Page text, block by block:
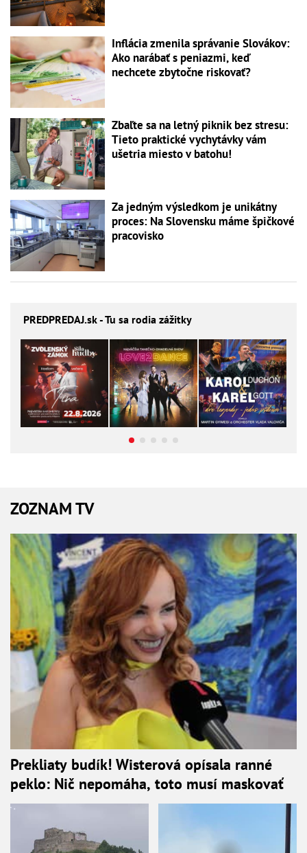
Inflácia zmenila správanie Slovákov:
Ako narábať s peniazmi, keď
nechcete zbytočne riskovať?
Zbaľte sa na letný piknik bez stresu:
Tieto praktické vychytávky vám
ušetria miesto v batohu!
Za jedným výsledkom je unikátny
proces: Na Slovensku máme špičkové
pracovisko
PREDPREDAJ.sk - Tu sa rodia zážitky
ZOZNAM TV
Prekliaty budík! Wisterová opísala ranné
peklo: Nič nepomáha, toto musí maskovať